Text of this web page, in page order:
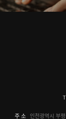
주 소
인천광역시 부